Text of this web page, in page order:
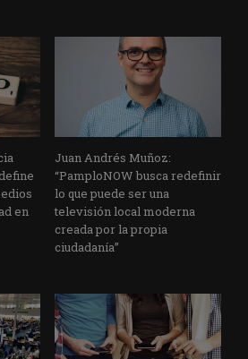
en
Juan Andrés Muñoz:
“PamploNOW busca redefinir
lo que puede ser una
televisión local moderna
creada por la propia
ciudadanía”